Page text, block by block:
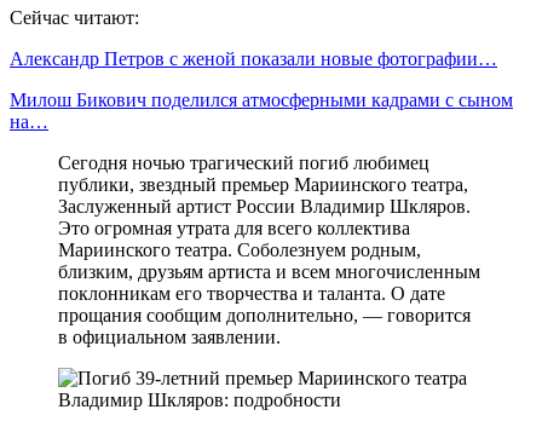
Сейчас читают:
Александр Петров с женой показали новые фотографии…
Милош Бикович поделился атмосферными кадрами с сыном
на…
Сегодня ночью трагический погиб любимец
публики, звездный премьер Мариинского театра,
Заслуженный артист России Владимир Шкляров.
Это огромная утрата для всего коллектива
Мариинского театра. Соболезнуем родным,
близким, друзьям артиста и всем многочисленным
поклонникам его творчества и таланта. О дате
прощания сообщим дополнительно, — говорится
в официальном заявлении.